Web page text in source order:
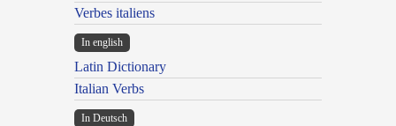
Verbes italiens
In english
Latin Dictionary
Italian Verbs
In Deutsch